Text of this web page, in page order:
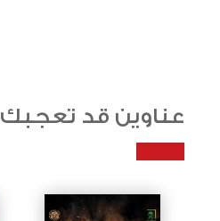
عناوين قد تعجبك